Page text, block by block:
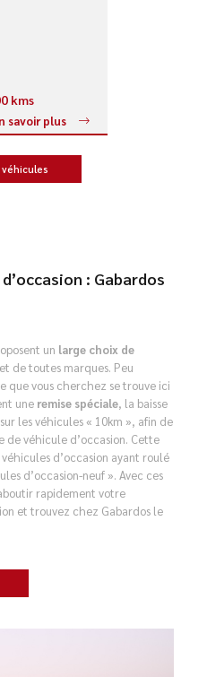
kms
savoir plus
: Gabardos
un large choix de
et de toutes marques. Peu
que vous cherchez se trouve ici
une remise spéciale, la baisse
sur les véhicules « 10km », afin de
de véhicule d’occasion. Cette
d’occasion ayant roulé
d’occasion-neuf ». Avec ces
rapidement votre
et trouvez chez Gabardos le